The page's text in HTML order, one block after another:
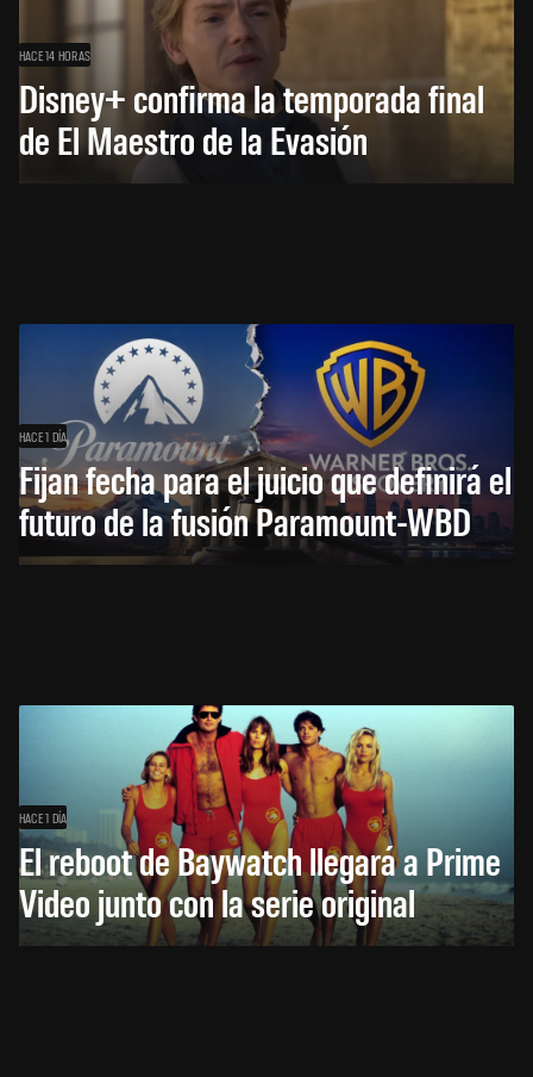
HACE 14 HORAS
Disney+ confirma la temporada final
de El Maestro de la Evasión
HACE 1 DÍA
Fijan fecha para el juicio que definirá el
futuro de la fusión Paramount-WBD
HACE 1 DÍA
El reboot de Baywatch llegará a Prime
Video junto con la serie original